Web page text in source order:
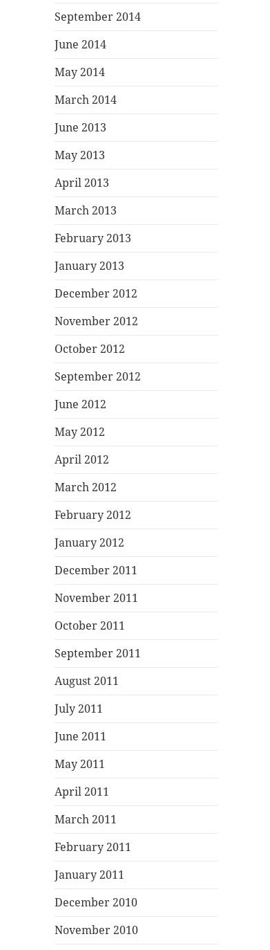
September 2014
June 2014
May 2014
March 2014
June 2013
May 2013
April 2013
March 2013
February 2013
January 2013
December 2012
November 2012
October 2012
September 2012
June 2012
May 2012
April 2012
March 2012
February 2012
January 2012
December 2011
November 2011
October 2011
September 2011
August 2011
July 2011
June 2011
May 2011
April 2011
March 2011
February 2011
January 2011
December 2010
November 2010